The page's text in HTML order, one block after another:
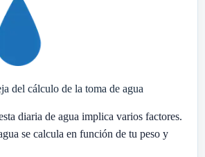
del cálculo de la toma de agua
diaria de agua implica varios factores.
se calcula en función de tu peso y